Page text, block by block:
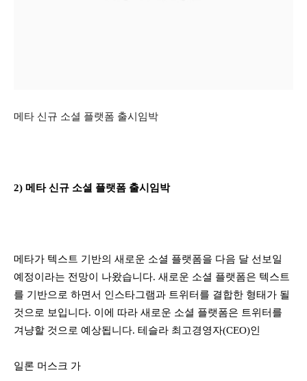
메타 신규 소셜 플랫폼 출시임박
2) 메타 신규 소셜 플랫폼 출시임박
메타가 텍스트 기반의 새로운 소셜 플랫폼을 다음 달 선보일
예정이라는 전망이 나왔습니다. 새로운 소셜 플랫폼은 텍스트
를 기반으로 하면서 인스타그램과 트위터를 결합한 형태가 될
것으로 보입니다. 이에 따라 새로운 소셜 플랫폼은 트위터를
겨냥할 것으로 예상됩니다. 테슬라 최고경영자(CEO)인
일론 머스크 가